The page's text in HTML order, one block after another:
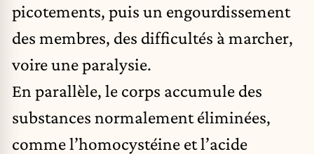
picotements, puis un engourdissement
des membres, des difficultés à marcher,
voire une paralysie.
En parallèle, le corps accumule des
substances normalement éliminées,
comme l’homocystéine et l’acide